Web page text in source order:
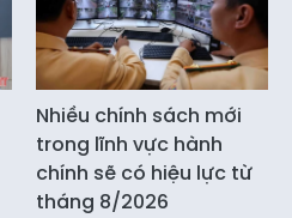
Nhiều chính sách mới
trong lĩnh vực hành
chính sẽ có hiệu lực từ
tháng 8/2026